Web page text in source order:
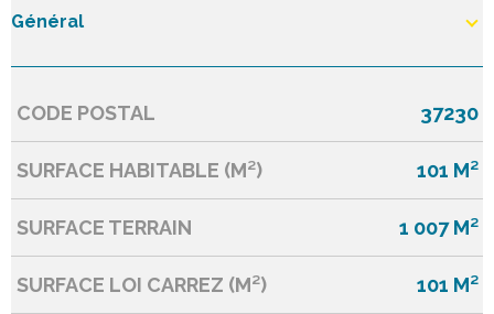
Général
Caractérisque Valeurs
CODE POSTAL 37230
SURFACE HABITABLE (M²) 101 M²
SURFACE TERRAIN 1 007 M²
SURFACE LOI CARREZ (M²) 101 M²